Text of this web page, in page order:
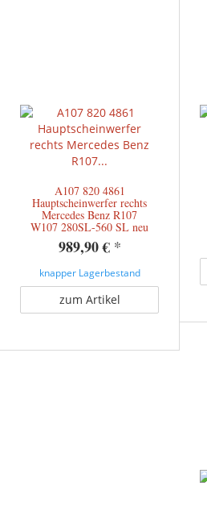
A107 820 4861
Hauptscheinwerfer rechts
Mercedes Benz R107
W107 280SL-560 SL neu
989,90 € *
knapper Lagerbestand
zum Artikel